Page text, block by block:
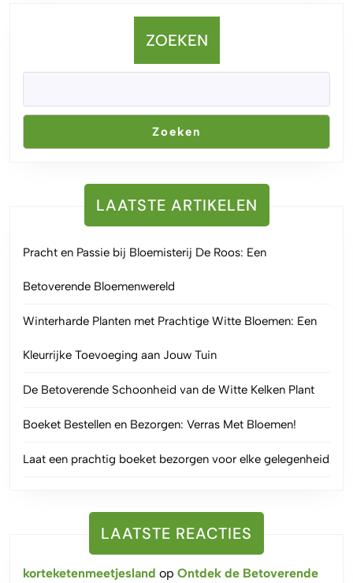
ZOEKEN
Zoeken
LAATSTE ARTIKELEN
Pracht en Passie bij Bloemisterij De Roos: Een
Betoverende Bloemenwereld
Winterharde Planten met Prachtige Witte Bloemen: Een
Kleurrijke Toevoeging aan Jouw Tuin
De Betoverende Schoonheid van de Witte Kelken Plant
Boeket Bestellen en Bezorgen: Verras Met Bloemen!
Laat een prachtig boeket bezorgen voor elke gelegenheid
LAATSTE REACTIES
korteketenmeetjesland op Ontdek de Betoverende